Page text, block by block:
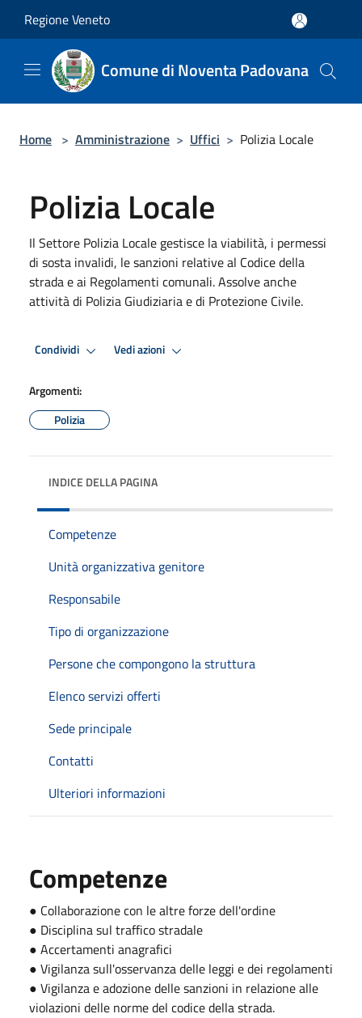
Regione Veneto
Comune di Noventa Padovana
Home > Amministrazione > Uffici > Polizia Locale
Polizia Locale
Il Settore Polizia Locale gestisce la viabilità, i permessi
di sosta invalidi, le sanzioni relative al Codice della
strada e ai Regolamenti comunali. Assolve anche
attività di Polizia Giudiziaria e di Protezione Civile.
Condividi Vedi azioni
Argomenti:
Polizia
INDICE DELLA PAGINA
Competenze
Unità organizzativa genitore
Responsabile
Tipo di organizzazione
Persone che compongono la struttura
Elenco servizi offerti
Sede principale
Contatti
Ulteriori informazioni
Competenze
● Collaborazione con le altre forze dell'ordine
● Disciplina sul traffico stradale
● Accertamenti anagrafici
● Vigilanza sull'osservanza delle leggi e dei regolamenti
● Vigilanza e adozione delle sanzioni in relazione alle
violazioni delle norme del codice della strada.